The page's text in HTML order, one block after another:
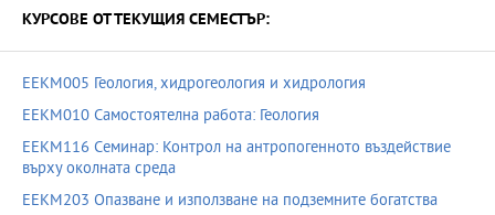
КУРСОВЕ ОТ ТЕКУЩИЯ СЕМЕСТЪР:
EEKM005 Геология, хидрогеология и хидрология
EEKM010 Самостоятелна работа: Геология
EEKM116 Семинар: Контрол на антропогенното въздействие
върху околната среда
EEKM203 Опазване и използване на подземните богатства